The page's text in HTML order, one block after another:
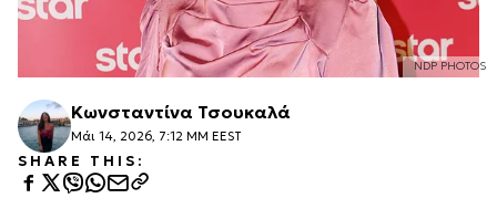
NDP PHOTOS
Κωνσταντίνα Τσουκαλά
Μάι 14, 2026, 7:12 ΜΜ EEST
SHARE THIS: